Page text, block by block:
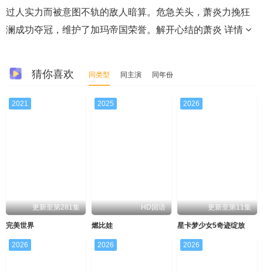
过人实力而被意图不轨的敌人暗算。危急关头，萧炎力挽狂
澜成功夺冠，维护了加玛帝国荣誉。解开心结的萧炎 详情
猜你喜欢 同类型 同主演 同年份
2021
更新至第281集
完美世界
2025
HD国语
燃比娃
2026
更新至第11集
星卡梦少女5奇迹绽放
2026 2026 2026